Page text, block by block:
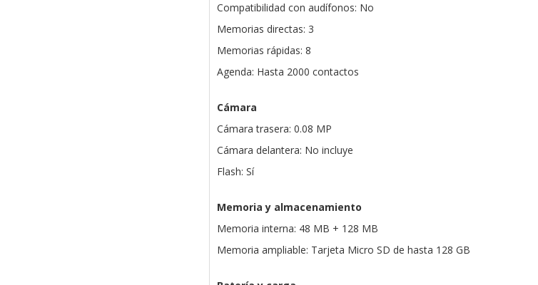
Compatibilidad con audífonos: No
Memorias directas: 3
Memorias rápidas: 8
Agenda: Hasta 2000 contactos
Cámara
Cámara trasera: 0.08 MP
Cámara delantera: No incluye
Flash: Sí
Memoria y almacenamiento
Memoria interna: 48 MB + 128 MB
Memoria ampliable: Tarjeta Micro SD de hasta 128 GB